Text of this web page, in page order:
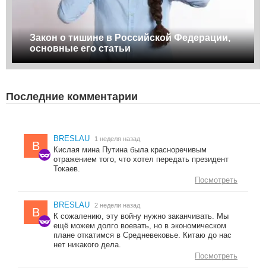
Закон о тишине в Российской Федерации,
основные его статьи
Последние комментарии
B
BRESLAU 1 неделя назад
Кислая мина Путина была красноречивым
отражением того, что хотел передать президент
Токаев.
Посмотреть
B
BRESLAU 2 недели назад
К сожалению, эту войну нужно заканчивать. Мы
ещё можем долго воевать, но в экономическом
плане откатимся в Средневековье. Китаю до нас
нет никакого дела.
Посмотреть